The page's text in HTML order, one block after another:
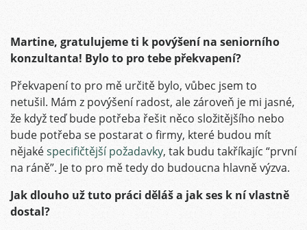
Martine, gratulujeme ti k povýšení na seniorního
konzultanta! Bylo to pro tebe překvapení?
Překvapení to pro mě určitě bylo, vůbec jsem to
netušil. Mám z povýšení radost, ale zároveň je mi jasné,
že když teď bude potřeba řešit něco složitějšího nebo
bude potřeba se postarat o firmy, které budou mít
nějakéspecifičtější požadavky, tak budu takříkajíc “první
na ráně”. Je to pro mě tedy do budoucna hlavně výzva.
Jak dlouho už tuto práci děláš a jak ses k ní vlastně
dostal?